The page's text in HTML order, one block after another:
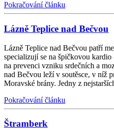
Pokračování článku
Lázně Teplice nad Bečvou
Lázně Teplice nad Bečvou patří
specializují se na špičkovou
na prevenci vzniku srdečních a
nad Bečvou leží v soutěsce, v níž
Moravské brány. Jedny z
Pokračování článku
Štramberk